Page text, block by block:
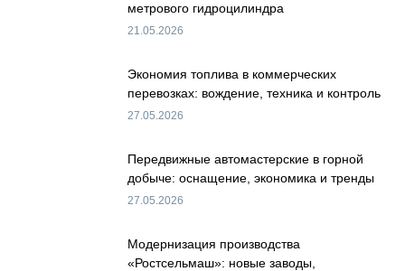
метрового гидроцилиндра
21.05.2026
Экономия топлива в коммерческих
перевозках: вождение, техника и контроль
27.05.2026
Передвижные автомастерские в горной
добыче: оснащение, экономика и тренды
27.05.2026
Модернизация производства
«Ростсельмаш»: новые заводы,